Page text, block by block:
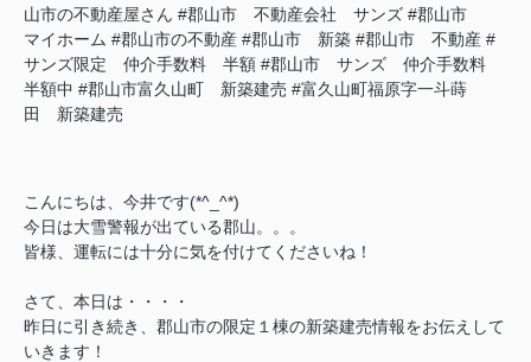
山市の不動産屋さん #郡山市 不動産会社 サンズ #郡山市
マイホーム #郡山市の不動産 #郡山市 新築 #郡山市 不動産 #
サンズ限定 仲介手数料 半額 #郡山市 サンズ 仲介手数料
半額中 #郡山市富久山町 新築建売 #富久山町福原字一斗蒔
田 新築建売
こんにちは、今井です(*^_^*)
今日は大雪警報が出ている郡山。。。
皆様、運転には十分に気を付けてくださいね！
さて、本日は・・・・
昨日に引き続き、郡山市の限定１棟の新築建売情報をお伝えして
いきます！